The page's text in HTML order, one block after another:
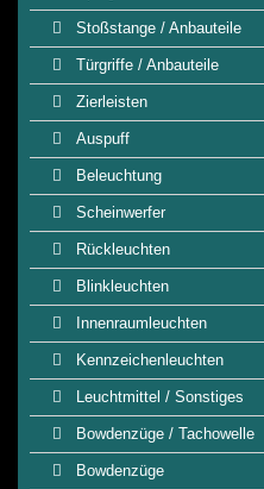
Stoßstange / Anbauteile
Türgriffe / Anbauteile
Zierleisten
Auspuff
Beleuchtung
Scheinwerfer
Rückleuchten
Blinkleuchten
Innenraumleuchten
Kennzeichenleuchten
Leuchtmittel / Sonstiges
Bowdenzüge / Tachowelle
Bowdenzüge